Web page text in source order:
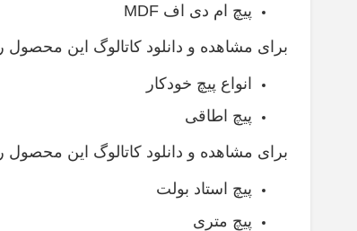
پیچ ام دی اف MDF
برای مشاهده و دانلود کاتالوگ این محصول
انواع پیچ خودکار
پیچ اطاقی
برای مشاهده و دانلود کاتالوگ این محصول
پیچ استاد بولت
پیچ متری